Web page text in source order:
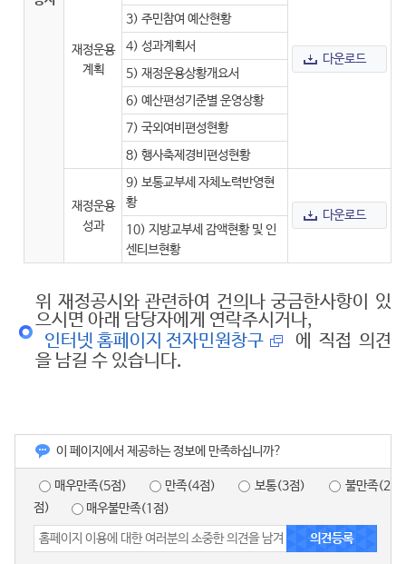
재정운용
계획
다운로드
3) 주민참여 예산현황
4) 성과계획서
5) 재정운용상황개요서
6) 예산편성기준별 운영상황
7) 국외여비편성현황
8) 행사축제경비편성현황
재정운용
성과
9) 보통교부세 자체노력반영현
황
다운로드
10) 지방교부세 감액현황 및 인
센티브현황
위 재정공시와 관련하여 건의나 궁금한사항이 있
으시면 아래 담당자에게 연락주시거나,
인터넷 홈페이지 전자민원창구
에 직접 의견
을 남길 수 있습니다.
이 페이지에서 제공하는 정보에 만족하십니까?
매우만족(5점) 만족(4점) 보통(3점)
점)
매우불만족(1점)